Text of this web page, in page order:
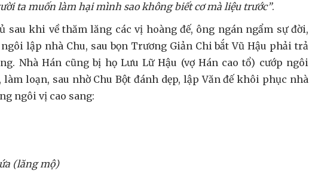
ta muốn làm hại mình sao không biết cơ mà liệu trước”.
sau khi về thăm lăng các vị hoàng đế, ông ngán ngẩm sự đời,
lập nhà Chu, sau bọn Trương Giản Chi bắt Vũ Hậu phải trả
Nhà Hán cũng bị họ Lưu Lữ Hậu (vợ Hán cao tổ) cướp ngôi
loạn, sau nhờ Chu Bột đánh dẹp, lập Văn đế khôi phục nhà
ngôi vị cao sang:
(lăng mộ)